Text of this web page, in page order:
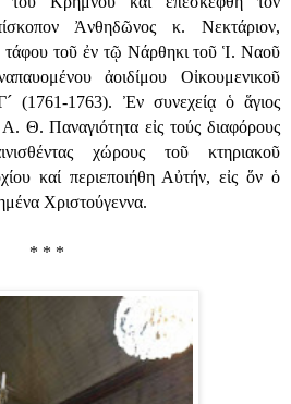
Ἀνθηδῶνος κ. Νεκτάριον,
τάφου τοῦ ἐν τῷ Νάρθηκι τοῦ Ἱ. Ναοῦ
ἀοιδίμου Οἰκουμενικοῦ
(1761-1763). Ἐν συνεχείᾳ ὁ ἅγιος
Θ. Παναγιότητα εἰς τούς διαφόρους
χώρους τοῦ κτηριακοῦ
καί περιεποιήθη Αὐτήν, εἰς ὅν ὁ
Χριστούγεννα.
* * *